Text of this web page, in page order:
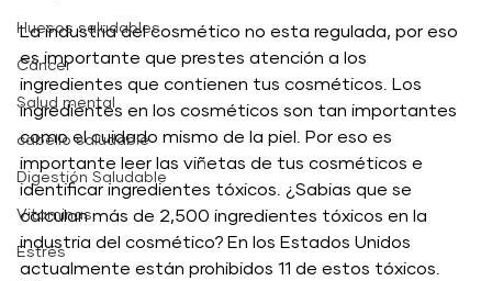
Huesos saludables
Cáncer
Salud mental
cabello saludable
Digestión Saludable
Vitaminas,
Estrés
La industria del cosmético no esta regulada, por eso
es importante que prestes atención a los
ingredientes que contienen tus cosméticos. Los
ingredientes en los cosméticos son tan importantes
como el cuidado mismo de la piel. Por eso es
importante leer las viñetas de tus cosméticos e
identificar ingredientes tóxicos. ¿Sabias que se
calculan más de 2,500 ingredientes tóxicos en la
industria del cosmético? En los Estados Unidos
actualmente están prohibidos 11 de estos tóxicos.